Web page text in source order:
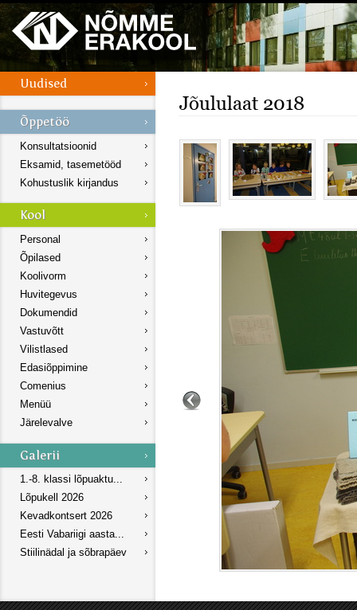
Konsultatsioonid
Eksamid, tasemetööd
Kohustuslik kirjandus
Personal
Õpilased
Koolivorm
Huvitegevus
Dokumendid
Vastuvõtt
Vilistlased
Edasiõppimine
Comenius
Menüü
Järelevalve
1.-8. klassi lõpuaktu...
Lõpukell 2026
Kevadkontsert 2026
Eesti Vabariigi aasta...
Stiilinädal ja sõbrapäev
Jõululaat 2018